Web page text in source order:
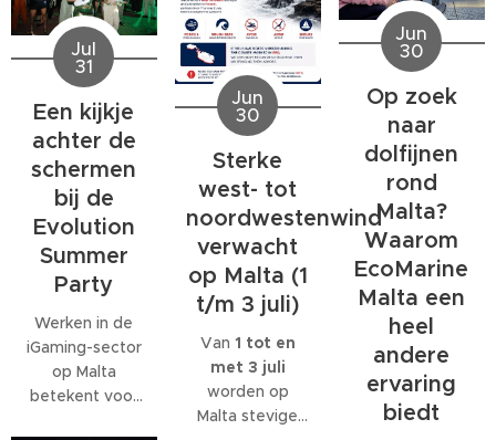
Jul
31
Een kijkje
achter de
schermen
bij de
Evolution
Summer
Party
Werken in de
iGaming-sector
op Malta
betekent voor
Jun
30
Sterke
west- tot
noordwestenwind
verwacht
op Malta (1
t/m 3 juli)
Van 1 tot en
met 3 juli
worden op
Malta stevige
Jun
30
Op zoek
naar
dolfijnen
rond
Malta?
Waarom
EcoMarine
Malta een
heel
andere
ervaring
biedt